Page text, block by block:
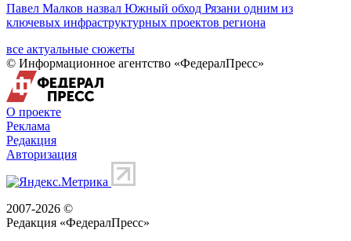
Павел Малков назвал Южный обход Рязани одним из
ключевых инфраструктурных проектов региона
все актуальные сюжеты
© Информационное агентство «ФедералПресс»
О проекте
Реклама
Редакция
Авторизация
2007-2026 ©
Редакция «ФедералПресс»